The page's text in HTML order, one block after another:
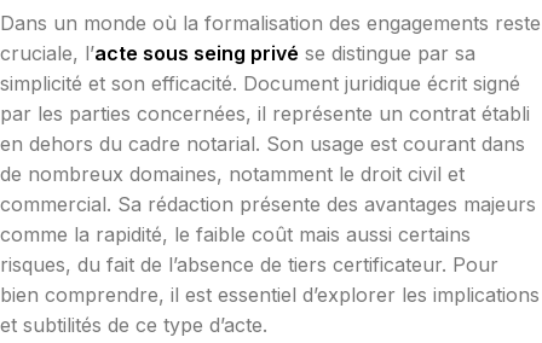
Dans un monde où la formalisation des engagements reste
cruciale, l’acte sous seing privé se distingue par sa
simplicité et son efficacité. Document juridique écrit signé
par les parties concernées, il représente un contrat établi
en dehors du cadre notarial. Son usage est courant dans
de nombreux domaines, notamment le droit civil et
commercial. Sa rédaction présente des avantages majeurs
comme la rapidité, le faible coût mais aussi certains
risques, du fait de l’absence de tiers certificateur. Pour
bien comprendre, il est essentiel d’explorer les implications
et subtilités de ce type d’acte.